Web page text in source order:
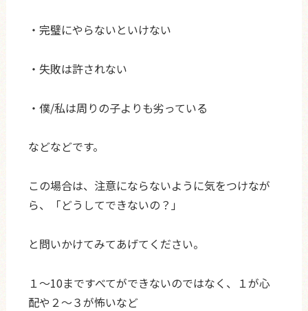
・完璧にやらないといけない
・失敗は許されない
・僕/私は周りの子よりも劣っている
などなどです。
この場合は、注意にならないように気をつけなが
ら、「どうしてできないの？」
と問いかけてみてあげてください。
１～10まですべてができないのではなく、１が心
配や２～３が怖いなど